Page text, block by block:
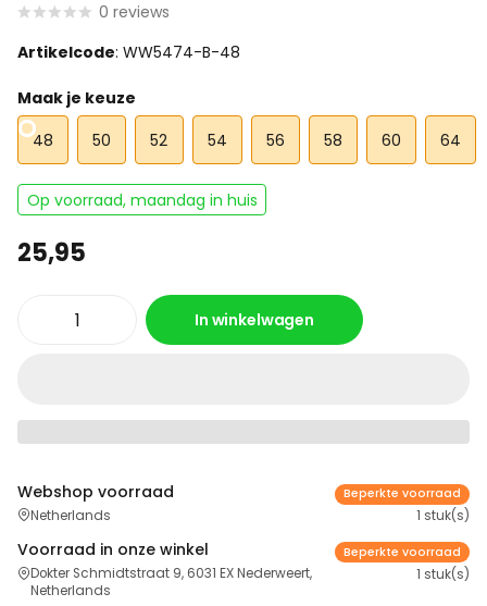
0 reviews
Artikelcode: WW5474-B-48
Maak je keuze
48
50 52 54 56 58 60 64
Op voorraad, maandag in huis
25,95
In winkelwagen
Webshop voorraad
Netherlands
Beperkte voorraad
1 stuk(s)
Voorraad in onze winkel
Dokter Schmidtstraat 9, 6031 EX Nederweert,
Netherlands
Beperkte voorraad
1 stuk(s)